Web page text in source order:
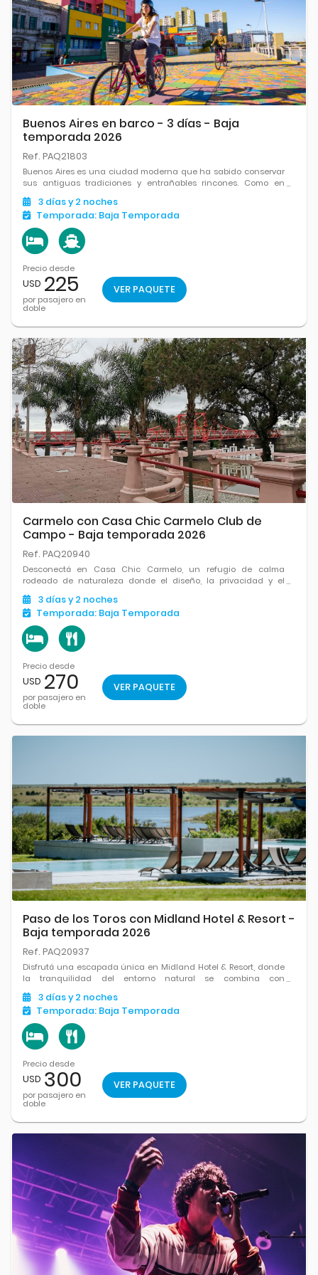
Buenos Aires en barco - 3 días - Baja
temporada 2026
Ref. PAQ21803
Buenos Aires es una ciudad moderna que ha sabido conservar
sus antiguas tradiciones y entrañables rincones. Como en
tangos de Gardel, es una ciudad apasionada y apasionante,
un destino alegre y colorido, donde siempre hay que ver, hacer
o saborear.
3 díasy 2 noches
Temporada: Baja Temporada
Precio desde
USD 225
por pasajero en
doble
VER PAQUETE
Carmelo con Casa Chic Carmelo Club de
Campo - Baja temporada 2026
Ref. PAQ20940
Desconectá en Casa Chic Carmelo, un refugio de calma
rodeado de naturaleza donde el diseño, la privacidad y el
paisaje se combinan a la perfección. Ubicado entre bosques y
cerca del río, ofrece una experiencia relajada con piscina.
3 díasy 2 noches
Temporada: Baja Temporada
Precio desde
USD 270
por pasajero en
doble
VER PAQUETE
Paso de los Toros con Midland Hotel & Resort -
Baja temporada 2026
Ref. PAQ20937
Disfrutá una escapada única en Midland Hotel & Resort, donde
la tranquilidad del entorno natural se combina con
instalaciones modernas y una propuesta ideal para
desconectar. Con amplios espacios verdes, piscina, actividades
recreativas.
3 díasy 2 noches
Temporada: Baja Temporada
Precio desde
USD 300
por pasajero en
doble
VER PAQUETE